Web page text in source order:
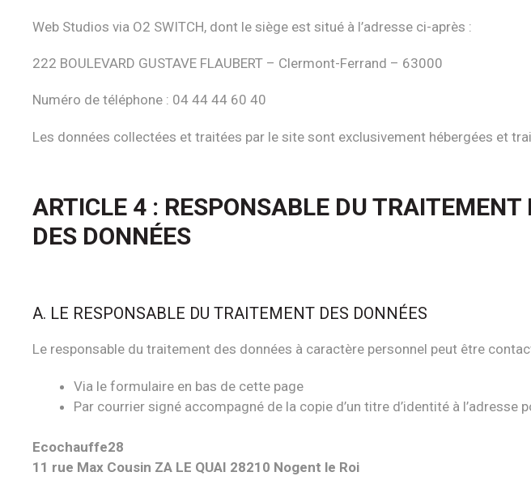
Web Studios via O2 SWITCH, dont le siège est situé à l’adresse ci-après :
222 BOULEVARD GUSTAVE FLAUBERT – Clermont-Ferrand – 63000
Numéro de téléphone : 04 44 44 60 40
Les données collectées et traitées par le site sont exclusivement hébergées et
ARTICLE 4 : RESPONSABLE DU
DES DONNÉES
A. LE RESPONSABLE DU TRAITEMENT DES DONNÉES
Le responsable du traitement des données à caractère personnel peut être
Via le formulaire en bas de cette page
Par courrier signé accompagné de la copie d’un titre d’identité à l’adresse
Ecochauffe28
11 rue Max Cousin ZA LE QUAI 28210 Nogent le Roi